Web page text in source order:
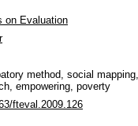
on Evaluation
method, social
empowering, poverty
fteval.2009.126